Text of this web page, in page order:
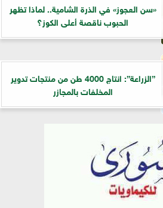
«سن العجوز» في الذرة الشامية.. لماذا تظهر
الحبوب ناقصة أعلى الكوز؟
”الزراعة”: انتاج 4000 طن من منتجات تدوير
المخلفات بالمجازر